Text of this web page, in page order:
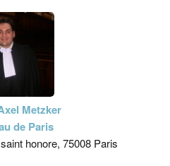
Metzker
de Paris
honore, 75008 Paris